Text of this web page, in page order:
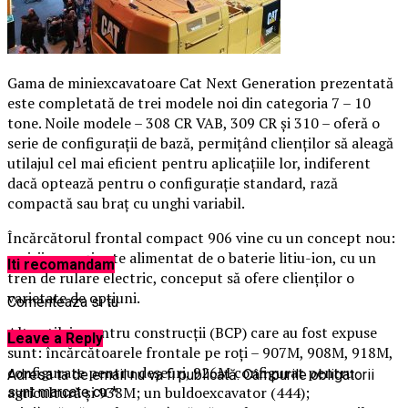
Gama de miniexcavatoare Cat Next Generation prezentată
este completată de trei modele noi din categoria 7 – 10
tone. Noile modele – 308 CR VAB, 309 CR și 310 – oferă o
serie de configurații de bază, permițând clienților să aleagă
utilajul cel mai eficient pentru aplicațiile lor, indiferent
dacă optează pentru o configurație standard, rază
compactă sau braț cu unghi variabil.
Încărcătorul frontal compact 906 vine cu un concept nou:
emisii zero, și este alimentat de o baterie litiu-ion, cu un
tren de rulare electric, conceput să ofere clienților o
varietate de opțiuni.
Alte utilaje pentru construcții (BCP) care au fost expuse
sunt: încărcătoarele frontale pe roți – 907M, 908M, 918M,
configurate pentru deșeuri, 926M configurat pentru
agricultură și 938M; un buldoexcavator (444);
Iti recomandam
Comenteaza si tu
Leave a Reply
Adresa ta de email nu va fi publicată. Câmpurile obligatorii
sunt marcate cu*